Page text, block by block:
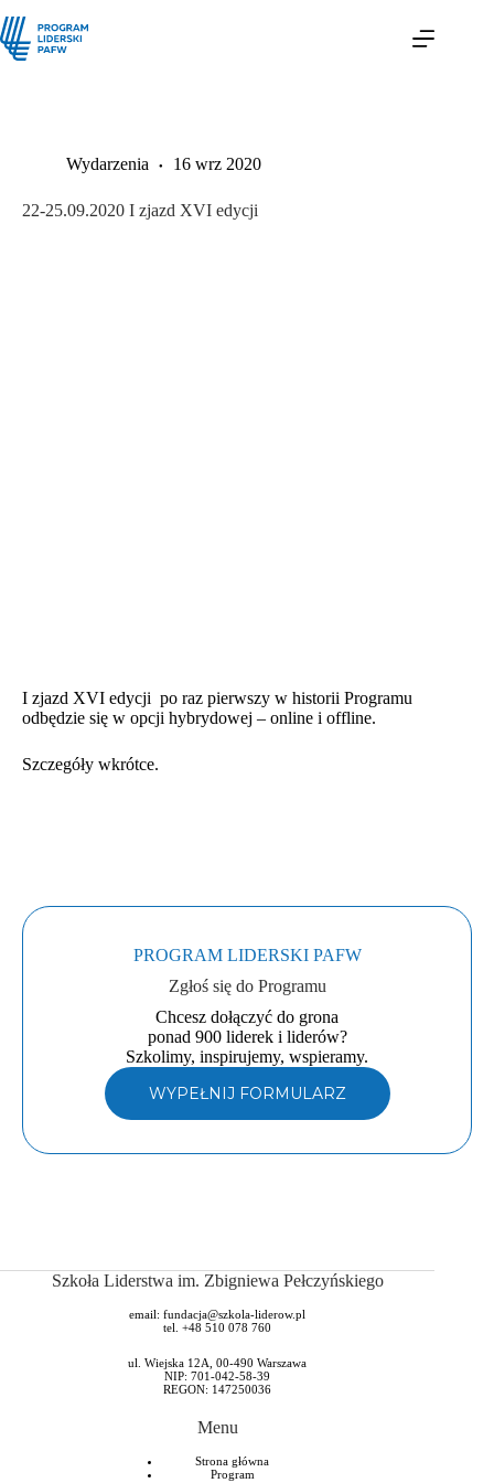
Wydarzenia 16 wrz 2020
22-25.09.2020 I zjazd XVI edycji
I zjazd XVI edycji po raz pierwszy w historii Programu
odbędzie się w opcji hybrydowej – online i offline.
Szczegóły wkrótce.
PROGRAM LIDERSKI PAFW
Zgłoś się do Programu
Chcesz dołączyć do grona
ponad 900 liderek i liderów?
Szkolimy, inspirujemy, wspieramy.
WYPEŁNIJ FORMULARZ
Szkoła Liderstwa im. Zbigniewa Pełczyńskiego
email:fundacja@szkola-liderow.pl
tel. +48 510 078 760
ul. Wiejska 12A, 00-490 Warszawa
NIP: 701-042-58-39
REGON: 147250036
Menu
Strona główna
Program